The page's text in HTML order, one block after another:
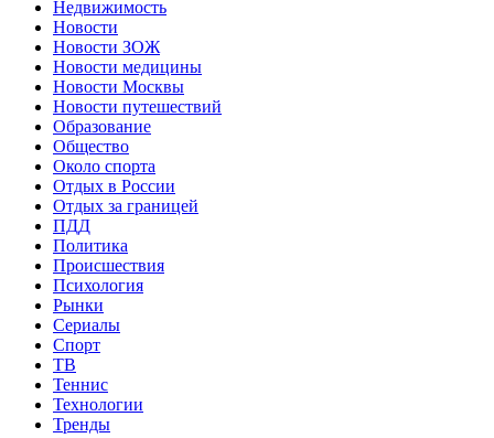
Недвижимость
Новости
Новости ЗОЖ
Новости медицины
Новости Москвы
Новости путешествий
Образование
Общество
Около спорта
Отдых в России
Отдых за границей
ПДД
Политика
Происшествия
Психология
Рынки
Сериалы
Спорт
ТВ
Теннис
Технологии
Тренды